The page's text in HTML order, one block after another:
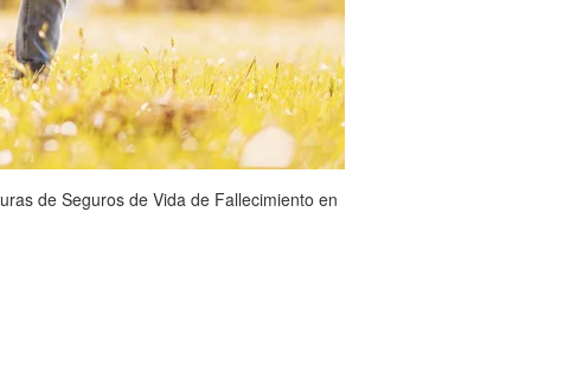
de Seguros de Vida de Fallecimiento en